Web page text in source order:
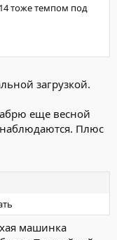
тоже темпом под
загрузкой.
еще весной
Плюс
машинка